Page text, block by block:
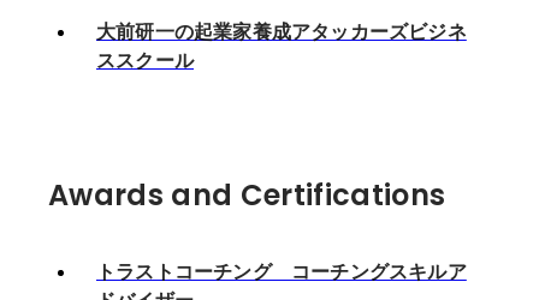
大前研一の起業家養成アタッカーズビジネ
ススクール
Awards and Certifications
トラストコーチング コーチングスキルア